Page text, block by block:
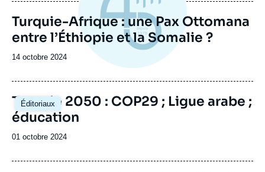
Turquie-Afrique : une Pax Ottomana
entre l’Éthiopie et la Somalie ?
Date
publication
14 octobre 2024
Éditoriaux
Image
principale
Turquie 2050 : COP29 ; Ligue arabe ;
éducation
Date
publication
01 octobre 2024